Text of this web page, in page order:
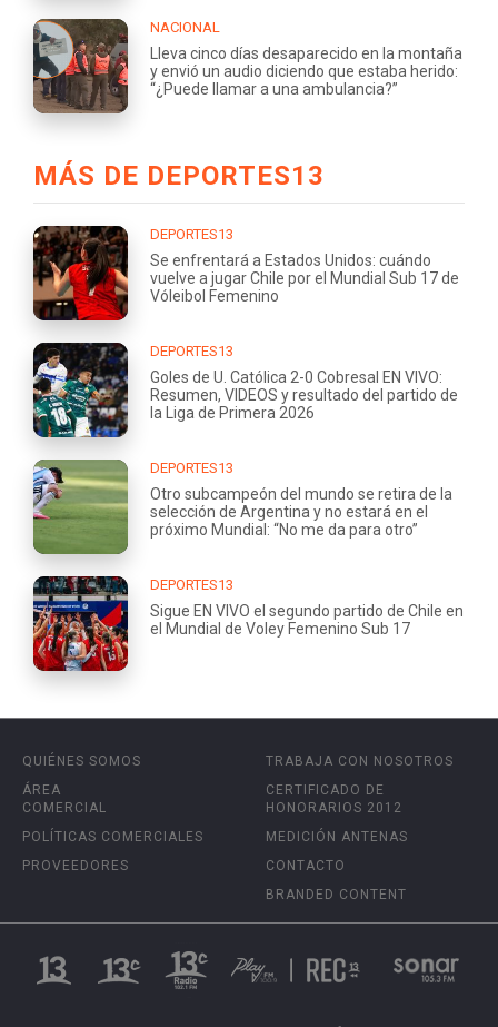
NACIONAL
Lleva cinco días desaparecido en la montaña
y envió un audio diciendo que estaba herido:
“¿Puede llamar a una ambulancia?”
MÁS DE DEPORTES13
DEPORTES13
Se enfrentará a Estados Unidos: cuándo
vuelve a jugar Chile por el Mundial Sub 17 de
Vóleibol Femenino
DEPORTES13
Goles de U. Católica 2-0 Cobresal EN VIVO:
Resumen, VIDEOS y resultado del partido de
la Liga de Primera 2026
DEPORTES13
Otro subcampeón del mundo se retira de la
selección de Argentina y no estará en el
próximo Mundial: “No me da para otro”
DEPORTES13
Sigue EN VIVO el segundo partido de Chile en
el Mundial de Voley Femenino Sub 17
QUIÉNES SOMOS
ÁREA
COMERCIAL
POLÍTICAS COMERCIALES
PROVEEDORES
TRABAJA CON NOSOTROS
CERTIFICADO DE
HONORARIOS 2012
MEDICIÓN ANTENAS
CONTACTO
BRANDED CONTENT